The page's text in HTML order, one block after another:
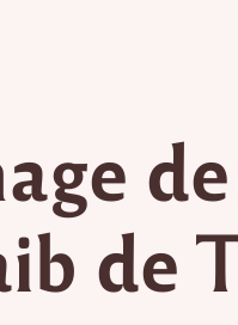
de